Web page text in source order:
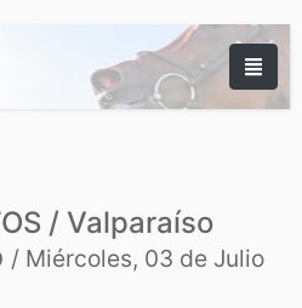
/ Valparaíso
/ Miércoles, 03 de Julio